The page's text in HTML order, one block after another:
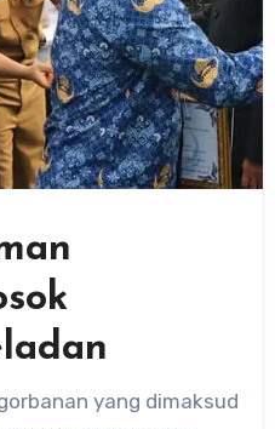
yang dimaksud